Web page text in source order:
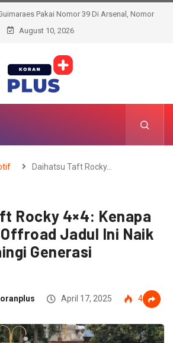
Pakai Nomor 39 Di Arsenal, Nomor
Keramat Dipertahankan!
August 10, 2026
Daihatsu Taft Rocky…
Rocky 4×4: Kenapa
Jadul Ini Naik
Generasi
April 17, 2025 483